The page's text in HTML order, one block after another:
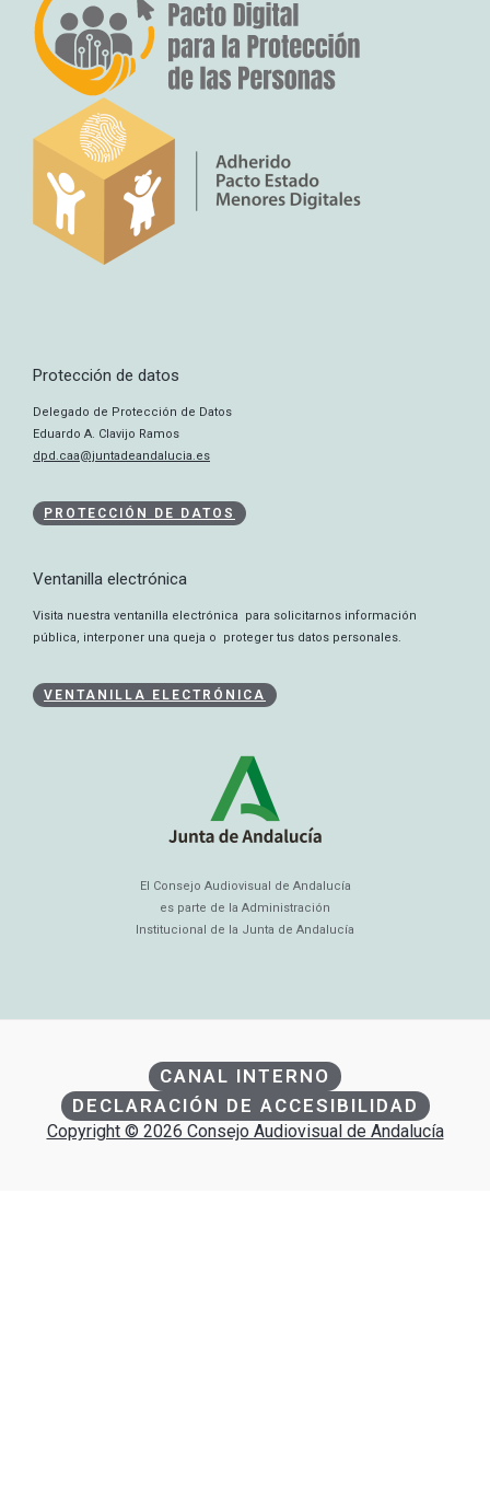
Protección de datos
Delegado de Protección de Datos
Eduardo A. Clavijo Ramos
dpd.caa@juntadeandalucia.es
PROTECCIÓN DE DATOS
Ventanilla electrónica
Visita nuestra ventanilla electrónica para solicitarnos información
pública, interponer una queja o proteger tus datos personales.
VENTANILLA ELECTRÓNICA
El Consejo Audiovisual de Andalucía
es parte de la Administración
Institucional de la Junta de Andalucía
CANAL INTERNO
DECLARACIÓN DE ACCESIBILIDAD
Copyright © 2026 Consejo Audiovisual de Andalucía